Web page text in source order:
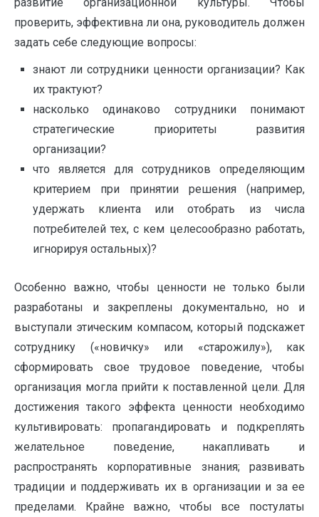
проверить, эффективна ли она, руководитель должен
задать себе следующие вопросы:
знают ли сотрудники ценности организации? Как
их трактуют?
насколько одинаково сотрудники понимают
стратегические приоритеты развития
организации?
что является для сотрудников определяющим
критерием при принятии решения (например,
удержать клиента или отобрать из числа
потребителей тех, с кем целесообразно работать,
игнорируя остальных)?
Особенно важно, чтобы ценности не только были
разработаны и закреплены документально, но и
выступали этическим компасом, который подскажет
сотруднику («новичку» или «старожилу»), как
сформировать свое трудовое поведение, чтобы
организация могла прийти к поставленной цели. Для
достижения такого эффекта ценности необходимо
культивировать: пропагандировать и подкреплять
желательное поведение, накапливать и
распространять корпоративные знания; развивать
традиции и поддерживать их в организации и за ее
пределами. Крайне важно, чтобы все постулаты